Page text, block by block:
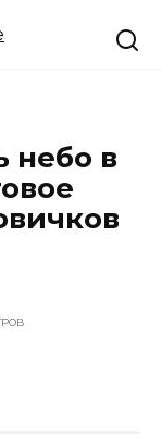
небо в